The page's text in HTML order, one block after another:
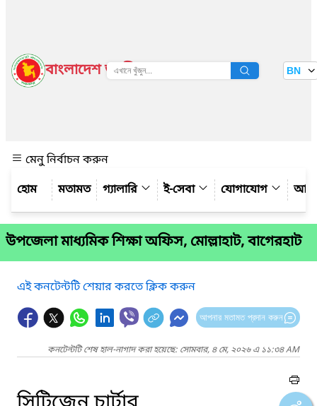
বাংলাদেশ জাতীয় তথ্য বাতায়ন BN
মেনু নির্বাচন করুন
মতামত
গ্যালারি ই-সেবা যোগাযোগ
উপজেলা মাধ্যমিক শিক্ষা অফিস, মোল্লাহাট, বাগেরহাট
এই কনটেন্টটি শেয়ার করতে ক্লিক করুন
আপনার মতামত প্রদান করুন
কনটেন্টটি শেষ হাল-নাগাদ করা হয়েছে: সোমবার, ৪ মে, ২০২৬ এ ১১:৩৪ AM